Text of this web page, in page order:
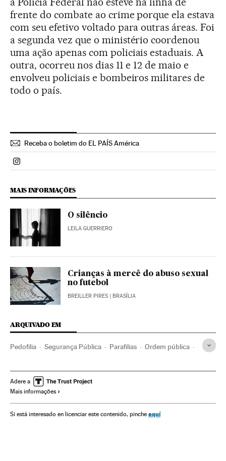
frente do combate ao crime porque ela estava
com seu efetivo voltado para outras áreas. Foi
a segunda vez que o ministério coordenou
uma ação apenas com policiais estaduais. A
outra, ocorreu nos dias 11 e 12 de maio e
envolveu policiais e bombeiros militares de
todo o país.
Receba o boletim do EL PAÍS América
Politica El País Brasil en Instagram
MAIS INFORMAÇÕES
O silêncio
LEILA GUERRIERO
Crianças à mercê do abuso sexual
no futebol
BREILLER PIRES | BRASÍLIA
ARQUIVADO EM
Pedofilia Segurança Pública Parafilias Ordem pública
Sexualidade Força segurança
América Latina
Administração Estado Justiça Política
Adere a
Mais informações
Si está interesado en licenciar este contenido, pinche aquí